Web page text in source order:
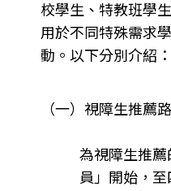
校學生、特教班學
用於不同特殊需求
動。以下分別介紹：
（一）視障生推薦
為視障生推
員」開始，